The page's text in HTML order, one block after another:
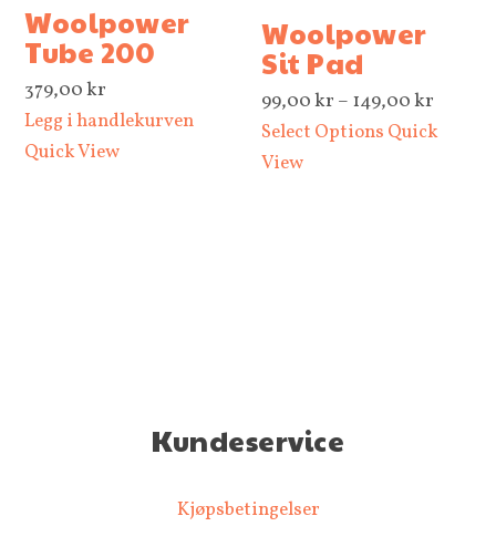
Woolpower
Tube 200
379,00kr
Legg i handlekurven
Quick View
Woolpower
Sit Pad
99,00kr – 149,00kr
99,00
Select Options Quick
View
Kundeservice
Kjøpsbetingelser